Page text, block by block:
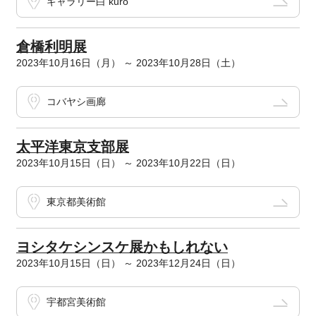
倉橋利明展
2023年10月16日（月） ～ 2023年10月28日（土）
コバヤシ画廊
太平洋東京支部展
2023年10月15日（日） ～ 2023年10月22日（日）
東京都美術館
ヨシタケシンスケ展かもしれない
2023年10月15日（日） ～ 2023年12月24日（日）
宇都宮美術館